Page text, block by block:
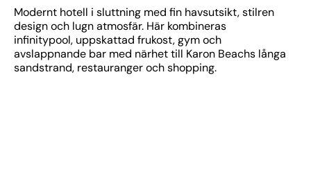
Modernt hotell i sluttning med fin havsutsikt, stilren
design och lugn atmosfär. Här kombineras
infinitypool, uppskattad frukost, gym och
avslappnande bar med närhet till Karon Beachs långa
sandstrand, restauranger och shopping.